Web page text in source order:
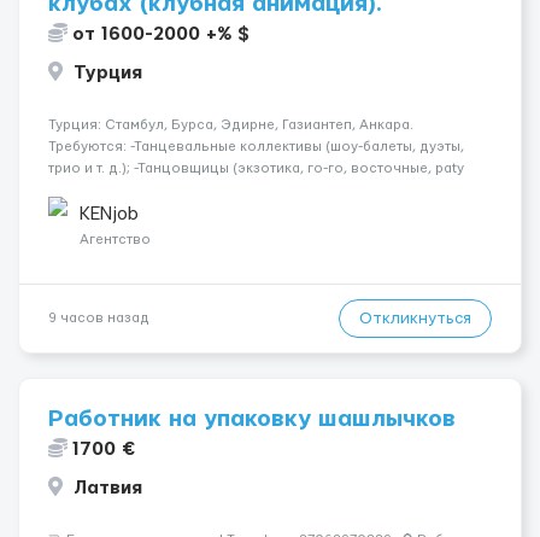
от 1600-2000 +% $
Турция
Турция: Стамбул, Бурса, Эдирне, Газиантеп, Анкара.
Требуются: -Танцевальные коллективы (шоу-балеты, дуэты,
трио и т. д.); -Танцовщицы (экзотика, го-го, восточные, paty
языках); -Гимнастки; -Работницы хостесc в кл...
KENjob
Агентство
9 часов назад Откликнуться
Работник на упаковку шашлычков
1700 €
Латвия